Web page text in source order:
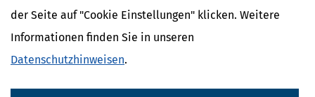
der Seite auf "Cookie Einstellungen" klicken. Weitere
Informationen finden Sie in unseren
Datenschutzhinweisen.
Eltern, Familie & Ehe
Krankheit, Betreuung & Pflege
Verwandte Lexikon-Begriffe
ElterngeldPlus